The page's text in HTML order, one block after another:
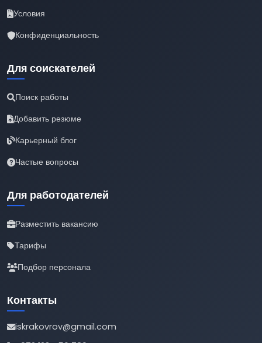
Условия
Конфиденциальность
Для соискателей
Поиск работы
Добавить резюме
Карьерный блог
Частые вопросы
Для работодателей
Разместить вакансию
Тарифы
Подбор персонала
Контакты
iskrakovrov@gmail.com